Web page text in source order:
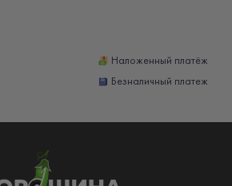
Наложенный платёж
Безналичный платеж